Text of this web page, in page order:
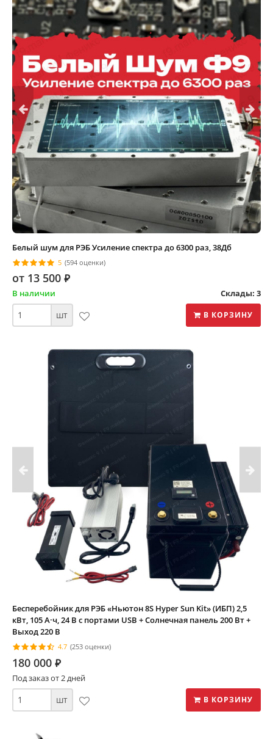
Белый шум для РЭБ Усиление спектра до 6300 раз, 38Дб
5 (594 оценки)
от 13 500 ⃏
В наличии Склады: 3
шт В КОРЗИНУ
Бесперебойник для РЭБ «Ньютон 8S Hyper Sun Kit» (ИБП) 2,5
кВт, 105 А·ч, 24 В с портами USB + Солнечная панель 200 Вт +
Выход 220 В
4.7 (253 оценки)
180 000 ⃏
Под заказ от 2 дней
шт В КОРЗИНУ